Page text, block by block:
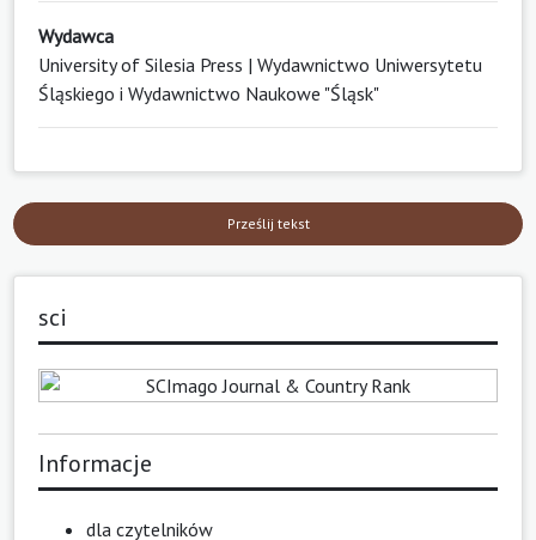
Wydawca
University of Silesia Press | Wydawnictwo Uniwersytetu
Śląskiego i Wydawnictwo Naukowe "Śląsk"
Prześlij tekst
sci
Informacje
dla czytelników